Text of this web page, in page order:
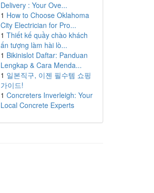
Delivery : Your Ove...
1 How to Choose Oklahoma
City Electrician for Pro...
1 Thiết kế quầy chào khách
ấn tượng làm hài lò...
1 Bikinislot Daftar: Panduan
Lengkap & Cara Menda...
1 일본직구, 이젠 필수템 쇼핑
가이드!
1 Concreters Inverleigh: Your
Local Concrete Experts